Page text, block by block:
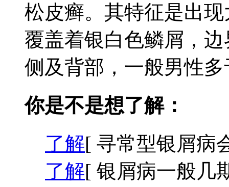
松皮癣。其特征是出
覆盖着银白色鳞屑，
侧及背部，一般男性
你是不是想了解：
了解[ 寻常型银屑病
了解[ 银屑病一般几